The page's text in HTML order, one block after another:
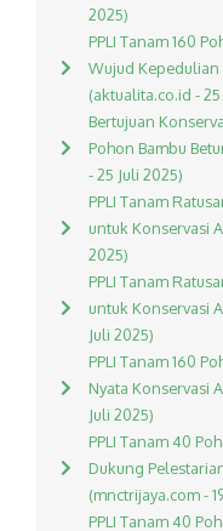
2025)
PPLI Tanam 160
Wujud
(aktualita.co.id - 25
Bertujuan
Pohon Bambu
- 25 Juli 2025)
PPLI Tanam
untuk Konservasi
2025)
PPLI Tanam
untuk Konservasi
Juli 2025)
PPLI Tanam 160
Nyata Konservasi
Juli 2025)
PPLI Tanam 40
Dukung
(mnctrijaya.com -
PPLI Tanam 40